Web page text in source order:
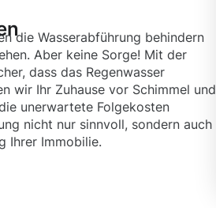
die Wasserabführung behindern
Aber keine Sorge! Mit der
dass das Regenwasser
wir Ihr Zuhause vor Schimmel und
unerwartete Folgekosten
nicht nur sinnvoll, sondern auch
Ihrer Immobilie.